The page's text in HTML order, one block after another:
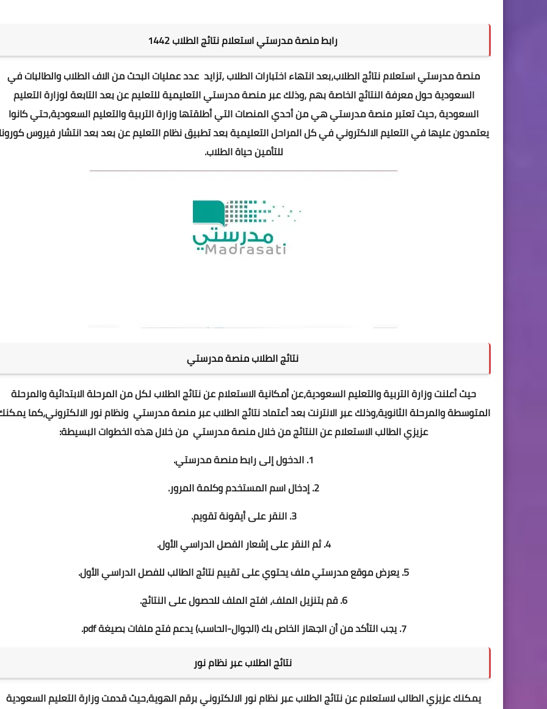
رابط منصة مدرستي استعلام نتائج الطلاب 1442
منصة مدرستي استعلام نتائج الطلاب،بعد انتهاء اختبارات الطلاب ،تزايد عدد عمليات البحث من الاف الطلاب والطالبات في
السعودية حول معرفة النتائج الخاصة بهم ،وذلك عبر منصة مدرستي التعليمية للتعليم عن بعد التابعة لوزارة التعليم
السعودية ،حيث تعتبر منصة مدرستي هي من أحدي المنصات التي أطلقتها وزارة التربية والتعليم السعودية،حتي كانوا
يعتمدون عليها في التعليم الالكتروني في كل المراحل التعليمية بعد تطبيق نظام التعليم عن بعد بعد انتشار فيروس
للتأمين حياة الطلاب.
نتائج الطلاب منصة مدرستي
حيث أعلنت وزارة التربية والتعليم السعودية،عن أمكانية الاستعلام عن نتائج الطلاب لكل من المرحلة الابتدائية والمرحلة
المتوسطة والمرحلة الثانوية،وذلك عبر الانترنت بعد أعتماد نتائج الطلاب عبر منصة مدرستي ونظام نور الالكتروني،كما
عزيزي الطالب الاستعلام عن النتائج من خلال منصة مدرستي من خلال هذه الخطوات البسيطة:
1. الدخول إلى رابط منصة مدرستي.
2. إدخال اسم المستخدم وكلمة المرور.
3. النقر على أيقونة تقويم.
4. ثم النقر على إشعار الفصل الدراسي الأول.
5. يعرض موقع مدرستي ملف يحتوي على تقييم نتائج الطالب للفصل الدراسي الأول.
6. قم بتنزيل الملف، افتح الملف للحصول على النتائج.
7. يجب التأكد من أن الجهاز الخاص بك (الجوال-الحاسب) يدعم فتح ملفات بصيغة pdf.
نتائج الطلاب عبر نظام نور
يمكنك عزيزي الطالب لاستعلام عن نتائج الطلاب عبر نظام نور الالكتروني برقم الهوية،حيث قدمت وزارة التعليم السعودية